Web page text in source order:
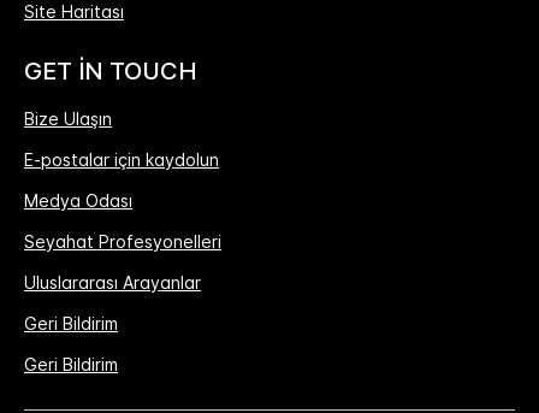
Site Haritası
GET IN TOUCH
Bize Ulaşın
E-postalar için kaydolun
Medya Odası
Seyahat Profesyonelleri
Uluslararası Arayanlar
Geri Bildirim
Geri Bildirim